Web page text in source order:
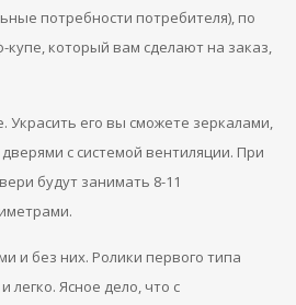
потребности потребителя), по
который вам сделают на заказ,
его вы сможете зеркалами,
с системой вентиляции. При
будут занимать 8-11
и без них. Ролики первого типа
Ясное дело, что с